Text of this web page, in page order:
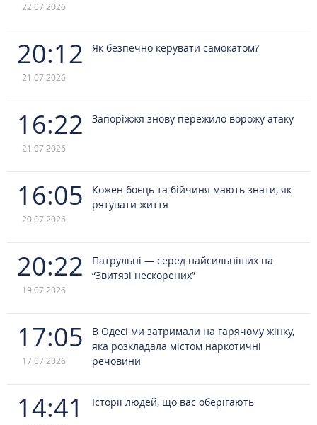
22.07.2026
20:12
21.07.2026
Як безпечно керувати самокатом?
16:22
21.07.2026
Запоріжжя знову пережило ворожу атаку
16:05
20.07.2026
Кожен боєць та бійчиня мають знати, як
рятувати життя
20:22
19.07.2026
Патрульні — серед найсильніших на
“Звитязі нескорених”
17:05
17.07.2026
В Одесі ми затримали на гарячому жінку,
яка розкладала містом наркотичні
речовини
14:41 Історії людей, що вас оберігають